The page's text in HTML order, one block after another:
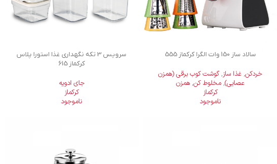
سالاد ساز 150 وات الگرا کرکماز 555
خردکن, غذا ساز,گوشت کوب برقی (همزن
عصایی),مخلوط کن,همزن
کرکماز
ناموجود
سرويس 3 تكه نگهداری غذا استورا پلاس
کرکماز 615
جای ادویه
کرکماز
ناموجود